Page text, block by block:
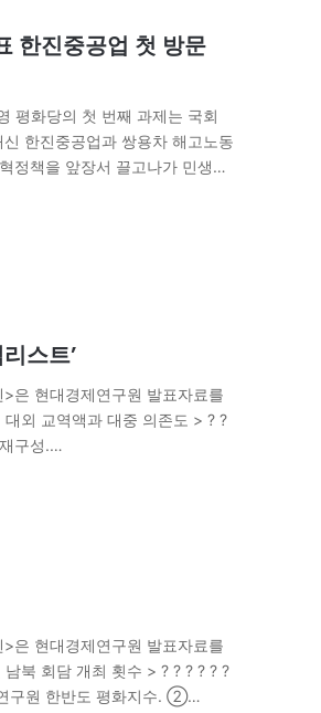
한진중공업 첫 방문
평화당의 첫 번째 과제는 국회
한진중공업과 쌍용차 해고노동
정책을 앞장서 끌고나가 민생우
스트’
은 현대경제연구원 발표자료를
외 교역액과 대중 의존도 > ? ?
구성.…
은 현대경제연구원 발표자료를
북 회담 개최 횟수 > ? ? ? ? ? ?
구원 한반도 평화지수. ②…